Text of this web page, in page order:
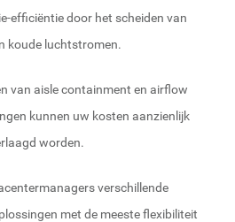
efficiëntie door het scheiden van
koude luchtstromen.
van aisle containment en airflow
kunnen uw kosten aanzienlijk
worden.
verschillende
met de meeste flexibiliteit